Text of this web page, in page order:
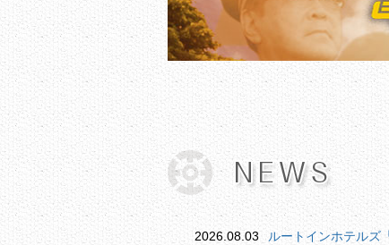
2026.08.03 ルートインホテルズ